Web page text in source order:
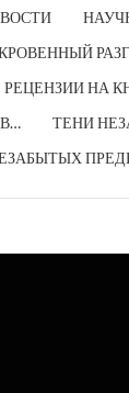
РЕЦЕНЗИИ НА
ТЕНИ